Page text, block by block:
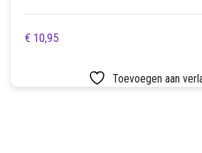
€ 10,95
Toevoegen aan